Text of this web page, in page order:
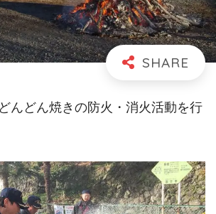
んどん焼きの防火・消火活動を行